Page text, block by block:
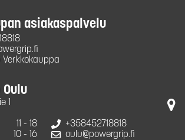
asiakaspalvelu
Verkkokauppa
1
11 - 18
10 - 16
+358452718818
oulu@powergrip.fi